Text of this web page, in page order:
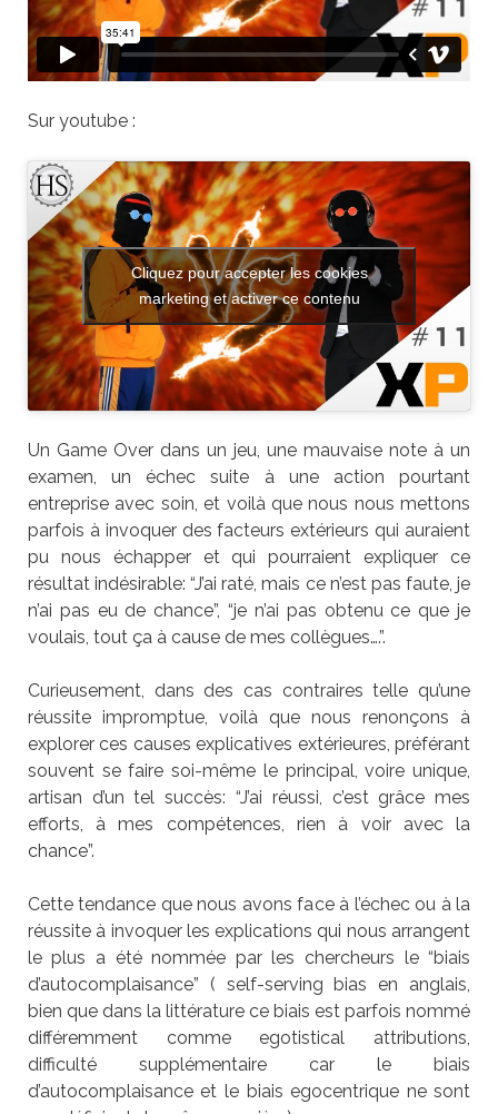
Sur youtube :
Cliquez pour accepter les cookies
marketing et activer ce contenu
Un Game Over dans un jeu, une mauvaise note à un
examen, un échec suite à une action pourtant
entreprise avec soin, et voilà que nous nous mettons
parfois à invoquer des facteurs extérieurs qui auraient
pu nous échapper et qui pourraient expliquer ce
résultat indésirable: “J’ai raté, mais ce n’est pas faute, je
n’ai pas eu de chance”, “je n’ai pas obtenu ce que je
voulais, tout ça à cause de mes collègues….”.
Curieusement, dans des cas contraires telle qu’une
réussite impromptue, voilà que nous renonçons à
explorer ces causes explicatives extérieures, préférant
souvent se faire soi-même le principal, voire unique,
artisan d’un tel succès: “J’ai réussi, c’est grâce mes
efforts, à mes compétences, rien à voir avec la
chance”.
Cette tendance que nous avons face à l’échec ou à la
réussite à invoquer les explications qui nous arrangent
le plus a été nommée par les chercheurs le “biais
d’autocomplaisance” ( self-serving bias en anglais,
bien que dans la littérature ce biais est parfois nommé
différemment comme egotistical attributions,
difficulté supplémentaire car le biais
d’autocomplaisance et le biais egocentrique ne sont